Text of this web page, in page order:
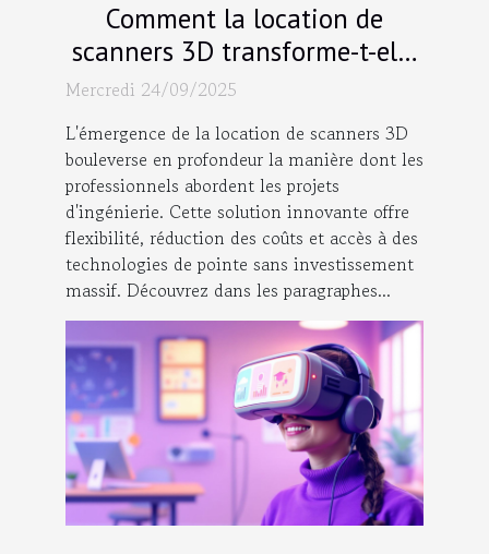
Comment la location de
scanners 3D transforme-t-elle
les projets d'ingénierie ?
Mercredi 24/09/2025
L'émergence de la location de scanners 3D
bouleverse en profondeur la manière dont les
professionnels abordent les projets
d'ingénierie. Cette solution innovante offre
flexibilité, réduction des coûts et accès à des
technologies de pointe sans investissement
massif. Découvrez dans les paragraphes...